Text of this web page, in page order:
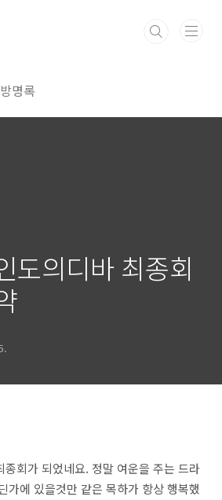
방명록
도의디바 최종회
종회가 되었네요. 정말 여운을 주는 드라
가에 있을것만 같은 목하가 항상 행복했